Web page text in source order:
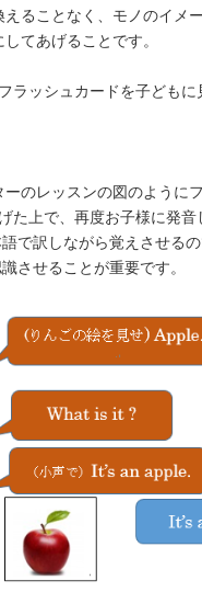
ることなく、モノのイメ
てあげることです。
ッシュカードを子どもに
のレッスンの図のように
た上で、再度お子様に発音
で訳しながら覚えさせるの
させることが重要です。